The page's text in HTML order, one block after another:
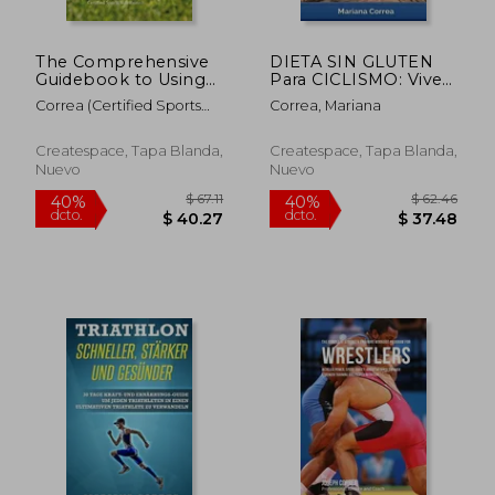
40%
dcto.
The Comprehensive
Guidebook to Using
Your RMR in Golf:
Learn How to
Resting Metabolic
Rate to Drop Fat and
Muscle While (en
Inglés)
Correa (Certified Sports
Createspace, Tapa Blanda,
Nuevo
DIETA SIN GLUTEN
Para CICLISMO: Vive
sin gluten para
obtener tu Mejor
Correa, Mariana
Createspace, Tapa Blanda,
Nuevo